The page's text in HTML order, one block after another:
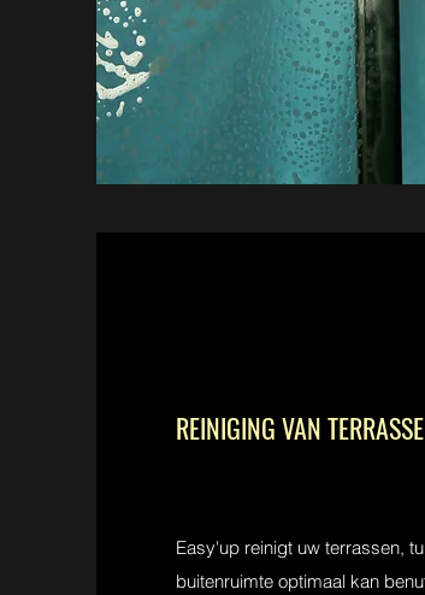
REINIGING VAN
Easy'up reinigt uw terrassen,
buitenruimte optimaal kan